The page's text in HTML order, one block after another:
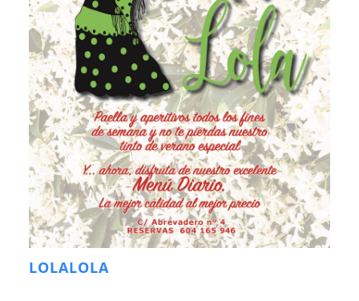
LOLALOLA